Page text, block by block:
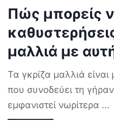
Πώς μπορείς
μαλλιά με
Τα γκρίζα μαλλιά είναι
που συνοδεύει τη
εμφανιστεί νωρίτερα ...